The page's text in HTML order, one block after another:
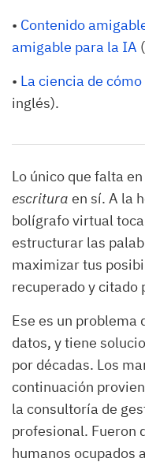
• Contenido
amigable para la IA
• La ciencia de
inglés).
Lo único que falta
escritura en sí. A la
bolígrafo virtual
estructurar las
maximizar tus
recuperado y citado
Ese es un problema
datos, y tiene
por décadas. Los
continuación
la consultoría de
profesional. Fueron
humanos ocupados